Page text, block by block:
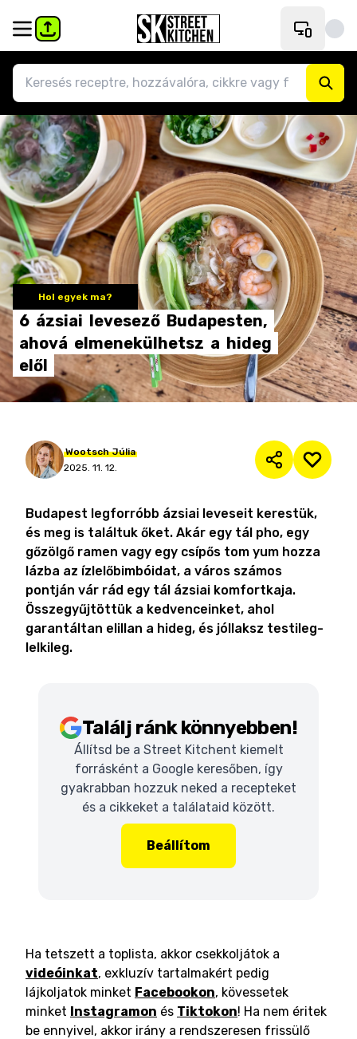
Hol egyek ma?
6 ázsiai levesező Budapesten,
ahová elmenekülhetsz a hideg
elől
Wootsch Júlia
2025. 11. 12.
Budapest legforróbb ázsiai leveseit kerestük,
és meg is találtuk őket. Akár egy tál pho, egy
gőzölgő ramen vagy egy csípős tom yum hozza
lázba az ízlelőbimbóidat, a város számos
pontján vár rád egy tál ázsiai komfortkaja.
Összegyűjtöttük a kedvenceinket, ahol
garantáltan elillan a hideg, és jóllaksz testileg-
lelkileg.
Találj ránk könnyebben!
Állítsd be a Street Kitchent kiemelt
forrásként a Google keresőben, így
gyakrabban hozzuk neked a recepteket
és a cikkeket a találataid között.
Beállítom
Ha tetszett a toplista, akkor csekkoljátok a
videóinkat, exkluzív tartalmakért pedig
lájkoljatok minket Facebookon, kövessetek
minket Instagramon és Tiktokon! Ha nem éritek
be ennyivel, akkor irány a rendszeresen frissülő